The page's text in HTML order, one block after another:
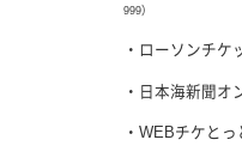
999）
・ローソンチケ
・日本海新聞オ
・WEBチケとっ